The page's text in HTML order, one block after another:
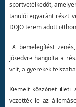
sportvetélkedőt,
tanulói egyaránt részt
DOJO terem adott
A bemelegítést
jókedvre hangolta a
volt, a gyerekek
Kiemelt köszönet illeti
vezették le az